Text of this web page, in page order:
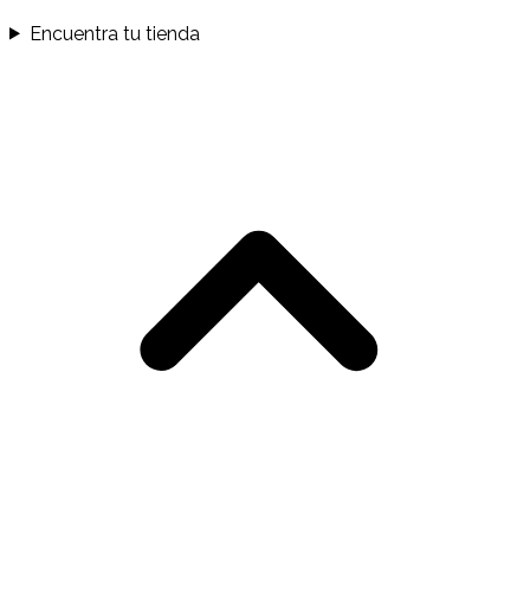
Encuentra tu tienda